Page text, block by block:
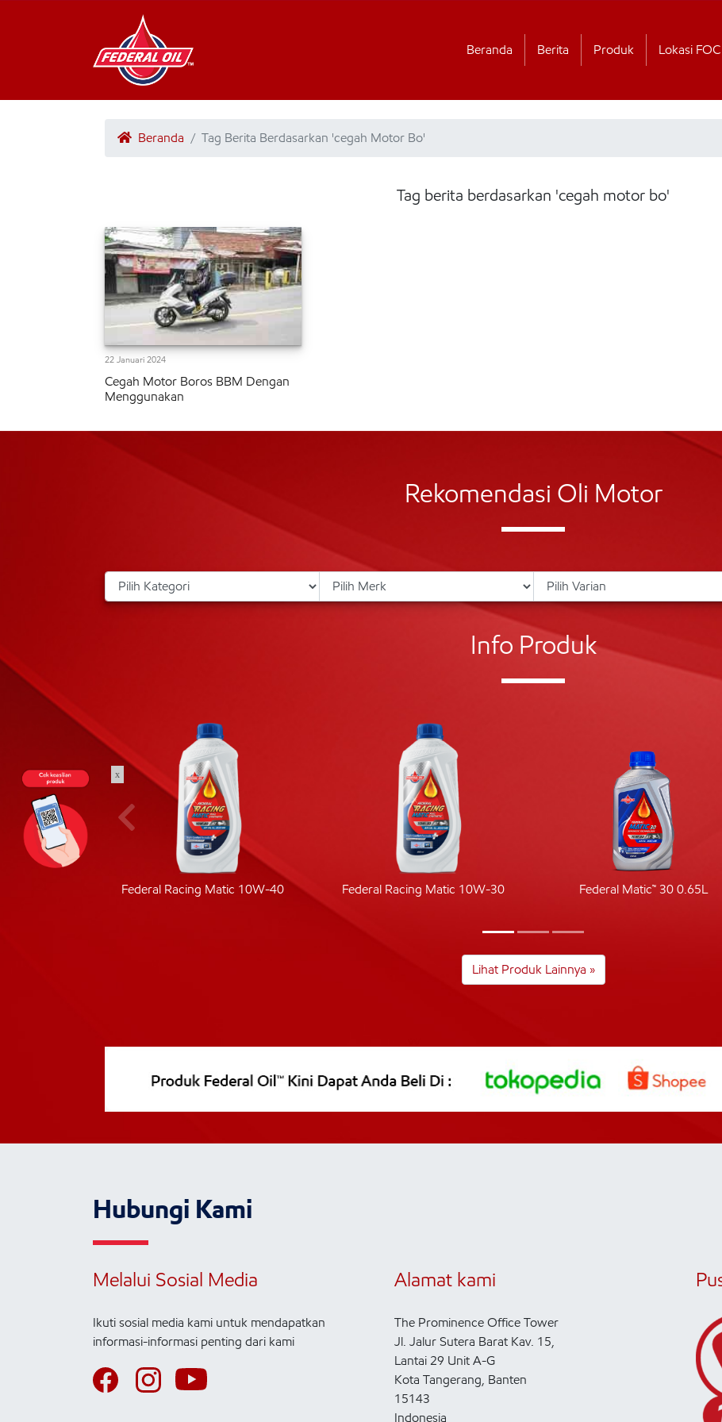
Beranda Berita Produk Lokasi FOC
Beranda Tag Berita Berdasarkan 'cegah Motor Bo'
Tag berita berdasarkan 'cegah motor bo'
22 Januari 2024
Cegah Motor Boros BBM Dengan
Menggunakan
Rekomendasi Oli Motor
Info Produk
Federal Racing Matic 10W-40 Federal Racing Matic 10W-30 Federal Matic™ 30 0.65L
Lihat Produk Lainnya »
Hubungi Kami
Melalui Sosial Media
Ikuti sosial media kami untuk mendapatkan
informasi-informasi penting dari kami
Alamat kami
The Prominence Office Tower
Jl. Jalur Sutera Barat Kav. 15,
Lantai 29 Unit A-G
Kota Tangerang, Banten
15143
Indonesia
x